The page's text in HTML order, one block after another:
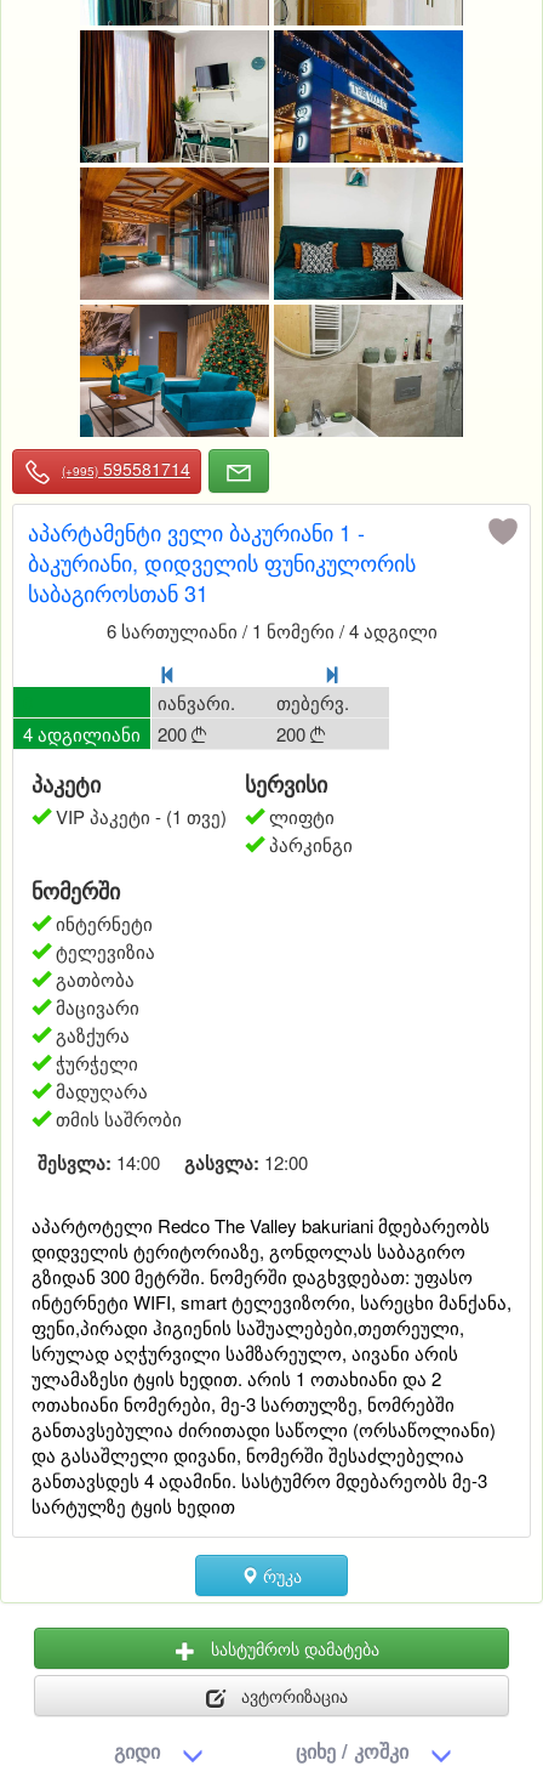
(+995) 595581714
აპარტამენტი ველი ბაკურიანი 1 -
ბაკურიანი, დიდველის ფუნიკულორის
საბაგიროსთან 31
6 სართულიანი / 1 ნომერი / 4 ადგილი
4 ადგილიანი
იანვარი.
200 
თებერვ.
200 
პაკეტი
VIP პაკეტი - (1 თვე)
სერვისი
ლიფტი
პარკინგი
ნომერში
ინტერნეტი
ტელევიზია
გათბობა
მაცივარი
გაზქურა
ჭურჭელი
მადუღარა
თმის საშრობი
შესვლა: 14:00 გასვლა: 12:00
აპარტოტელი Redco The Valley bakuriani მდებარეობს
დიდველის ტერიტორიაზე, გონდოლას საბაგირო
გზიდან 300 მეტრში. ნომერში დაგხვდებათ: უფასო
ინტერნეტი WIFI, smart ტელევიზორი, სარეცხი მანქანა,
ფენი,პირადი ჰიგიენის საშუალებები,თეთრეული,
სრულად აღჭურვილი სამზარეულო, აივანი არის
ულამაზესი ტყის ხედით. არის 1 ოთახიანი და 2
ოთახიანი ნომერები, მე-3 სართულზე, ნომრებში
განთავსებულია ძირითადი საწოლი (ორსაწოლიანი)
და გასაშლელი დივანი, ნომერში შესაძლებელია
განთავსდეს 4 ადამინი. სასტუმრო მდებარეობს მე-3
სარტულზე ტყის ხედით
რუკა
სასტუმროს დამატება
ავტორიზაცია
გიდი ციხე / კოშკი